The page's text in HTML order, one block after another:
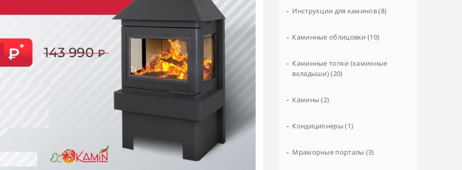
- Инструкции для каминов (8)
- Каминные облицовки (10)
- Каминные топки (каминные
вкладыши) (20)
- Камины (2)
- Кондиционеры (1)
- Мраморные порталы (3)